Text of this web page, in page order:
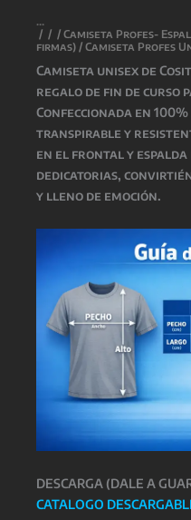
/ / / Camiseta Profes-
firmas) / Camiseta Profes
Camiseta unisex de
regalo de fin de curso
Confeccionada en
transpirable y
en el frontal y
dedicatorias,
y lleno de emoción.
DESCARGA (DALE A
CATALOGO